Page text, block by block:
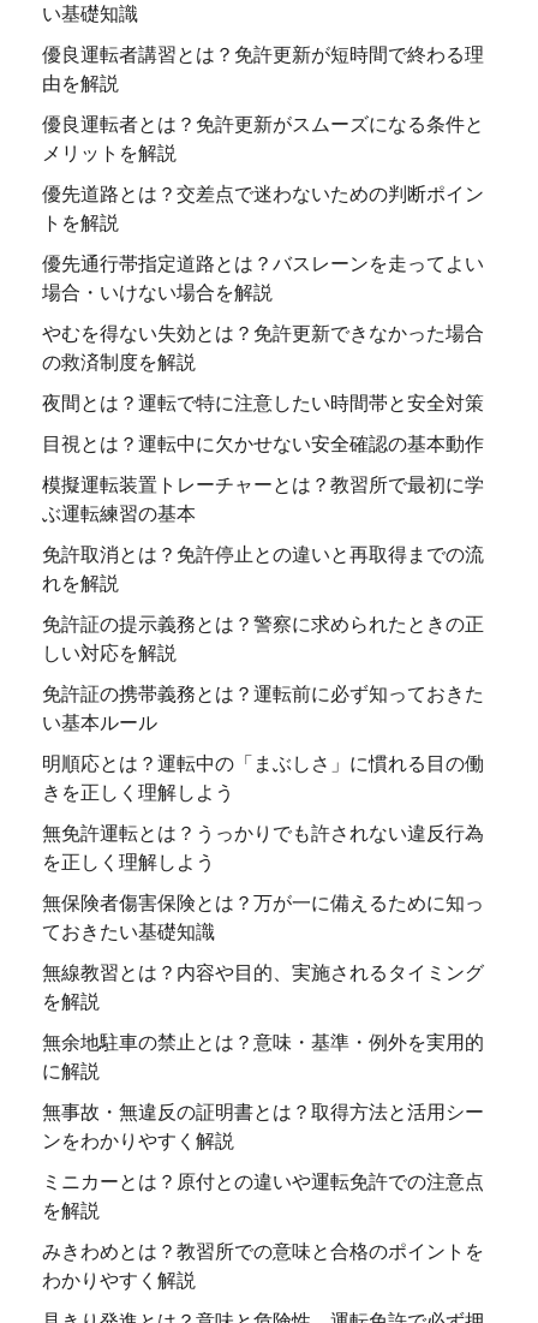
い基礎知識
優良運転者講習とは？免許更新が短時間で終わる理
由を解説
優良運転者とは？免許更新がスムーズになる条件と
メリットを解説
優先道路とは？交差点で迷わないための判断ポイン
トを解説
優先通行帯指定道路とは？バスレーンを走ってよい
場合・いけない場合を解説
やむを得ない失効とは？免許更新できなかった場合
の救済制度を解説
夜間とは？運転で特に注意したい時間帯と安全対策
目視とは？運転中に欠かせない安全確認の基本動作
模擬運転装置トレーチャーとは？教習所で最初に学
ぶ運転練習の基本
免許取消とは？免許停止との違いと再取得までの流
れを解説
免許証の提示義務とは？警察に求められたときの正
しい対応を解説
免許証の携帯義務とは？運転前に必ず知っておきた
い基本ルール
明順応とは？運転中の「まぶしさ」に慣れる目の働
きを正しく理解しよう
無免許運転とは？うっかりでも許されない違反行為
を正しく理解しよう
無保険者傷害保険とは？万が一に備えるために知っ
ておきたい基礎知識
無線教習とは？内容や目的、実施されるタイミング
を解説
無余地駐車の禁止とは？意味・基準・例外を実用的
に解説
無事故・無違反の証明書とは？取得方法と活用シー
ンをわかりやすく解説
ミニカーとは？原付との違いや運転免許での注意点
を解説
みきわめとは？教習所での意味と合格のポイントを
わかりやすく解説